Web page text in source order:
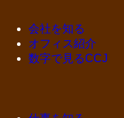
会社を知る
オフィス紹介
数字で見るCCJ